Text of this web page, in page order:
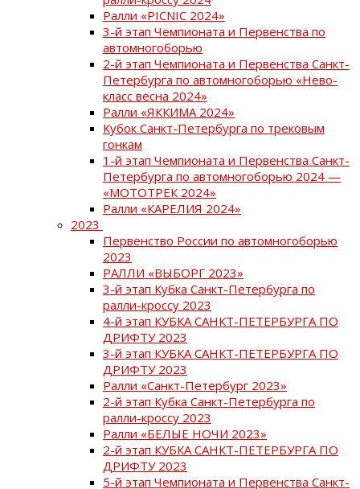
Ралли «PICNIC 2024»
3-й этап Чемпионата и Первенства по
автомногоборью
2-й этап Чемпионата и Первенства Санкт-
Петербурга по автомногоборью «Нево-
класс весна 2024»
Ралли «ЯККИМА 2024»
Кубок Санкт-Петербурга по трековым
гонкам
1-й этап Чемпионата и Первенства Санкт-
Петербурга по автомногоборью 2024 —
«МОТОТРЕК 2024»
Ралли «КАРЕЛИЯ 2024»
2023
Первенство России по автомногоборью
2023
РАЛЛИ «ВЫБОРГ 2023»
3-й этап Кубка Санкт-Петербурга по
ралли-кроссу 2023
4-й этап КУБКА САНКТ-ПЕТЕРБУРГА ПО
ДРИФТУ 2023
3-й этап КУБКА САНКТ-ПЕТЕРБУРГА ПО
ДРИФТУ 2023
Ралли «Санкт-Петербург 2023»
2-й этап Кубка Санкт-Петербурга по
ралли-кроссу 2023
Ралли «БЕЛЫЕ НОЧИ 2023»
2-й этап КУБКА САНКТ-ПЕТЕРБУРГА ПО
ДРИФТУ 2023
5-й этап Чемпионата и Первенства Санкт-